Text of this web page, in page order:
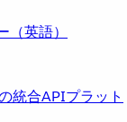
英語）
統合APIプラット